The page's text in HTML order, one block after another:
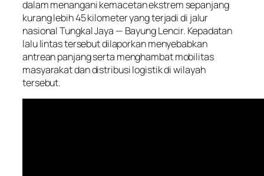
dalam menangani kemacetan ekstrem sepanjang
kurang lebih 45 kilometer yang terjadi di jalur
nasional Tungkal Jaya — Bayung Lencir. Kepadatan
lalu lintas tersebut dilaporkan menyebabkan
antrean panjang serta menghambat mobilitas
masyarakat dan distribusi logistik di wilayah
tersebut.